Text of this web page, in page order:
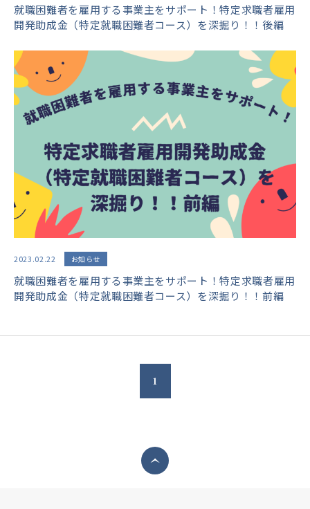
就職困難者を雇用する事業主をサポート！特定求職者雇用
開発助成金（特定就職困難者コース）を深掘り！！後編
2023.02.22 お知らせ
就職困難者を雇用する事業主をサポート！特定求職者雇用
開発助成金（特定就職困難者コース）を深掘り！！前編
1